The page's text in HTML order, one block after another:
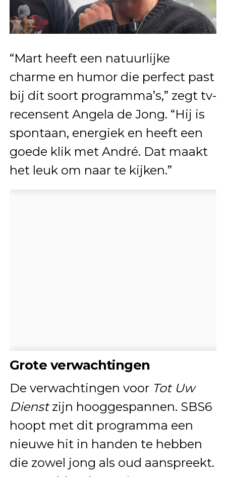
“Mart heeft een natuurlijke
charme en humor die perfect past
bij dit soort programma’s,” zegt tv-
recensent Angela de Jong. “Hij is
spontaan, energiek en heeft een
goede klik met André. Dat maakt
het leuk om naar te kijken.”
Grote verwachtingen
De verwachtingen voor Tot Uw
Dienstzijn hooggespannen. SBS6
hoopt met dit programma een
nieuwe hit in handen te hebben
die zowel jong als oud aanspreekt.